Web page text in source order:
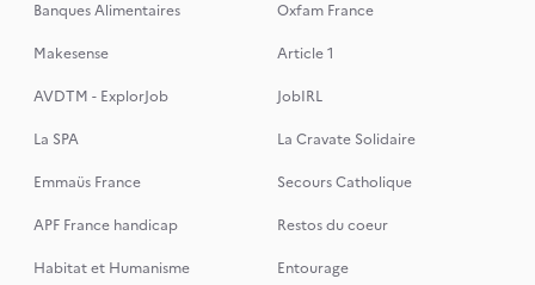
Banques Alimentaires
Oxfam France
Makesense
Article 1
AVDTM - ExplorJob
JobIRL
La SPA
La Cravate Solidaire
Emmaüs France
Secours Catholique
APF France handicap
Restos du coeur
Habitat et Humanisme
Entourage